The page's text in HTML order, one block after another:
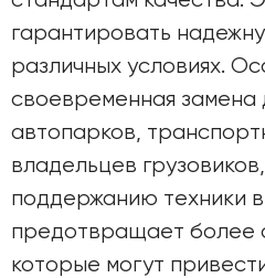
гарантировать
различных условиях.
своевременная замена
автопарков,
владельцев
поддержанию техники
предотвращает более
которые могут